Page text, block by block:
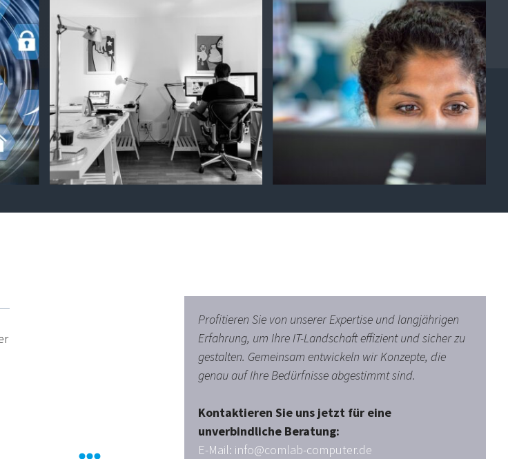
Profitieren Sie von unserer Expertise und langjährigen
Erfahrung, um Ihre IT-Landschaft effizient und sicher zu
gestalten. Gemeinsam entwickeln wir Konzepte, die
genau auf Ihre Bedürfnisse abgestimmt sind.
Kontaktieren Sie uns jetzt für eine
unverbindliche Beratung:
E-Mail: info@comlab-computer.de